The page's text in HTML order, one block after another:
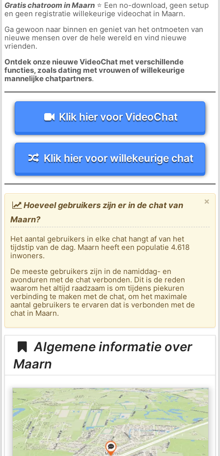
Gratis chatroom in Maarn⭐ Een no-download, geen setup
en geen registratie willekeurige videochat in Maarn.
Ga gewoon naar binnen en geniet van het ontmoeten van
nieuwe mensen over de hele wereld en vind nieuwe
vrienden.
Ontdek onze nieuwe VideoChat met verschillende
functies, zoals dating met vrouwen of willekeurige
mannelijke chatpartners.
Klik hier voor VideoChat
Klik hier voor willekeurige chat
×
Hoeveel gebruikers zijn er in de chat van
Maarn?
Het aantal gebruikers in elke chat hangt af van het
tijdstip van de dag. Maarn heeft een populatie 4.618
inwoners.
De meeste gebruikers zijn in de namiddag- en
avonduren met de chat verbonden. Dit is de reden
waarom het altijd raadzaam is om tijdens piekuren
verbinding te maken met de chat, om het maximale
aantal gebruikers te ervaren dat is verbonden met de
chat in Maarn.
Algemene informatie over
Maarn